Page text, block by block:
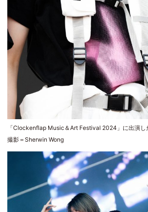
「Clockenflap Music＆Art Festival 2024」に出演し
撮影＝Sherwin Wong